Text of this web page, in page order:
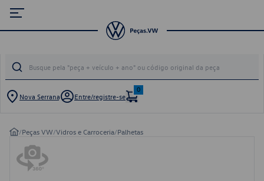
Nova Serrana Entre/registre-se
0
/Peças VW/Vidros e Carroceria/Palhetas